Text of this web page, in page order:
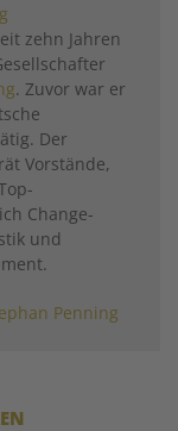
zehn Jahren
. Zuvor war er
Der
Vorstände,
Change-
und
Penning